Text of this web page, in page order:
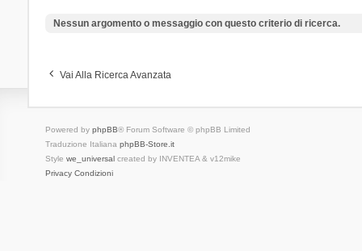
Nessun argomento o messaggio con questo criterio di ricerca.
Vai Alla Ricerca Avanzata
Powered by phpBB® Forum Software © phpBB Limited
Traduzione Italiana phpBB-Store.it
Style we_universalcreated by INVENTEA & v12mike
Privacy Condizioni